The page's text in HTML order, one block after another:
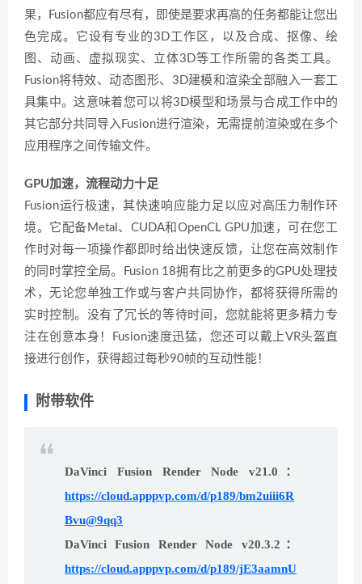
果，Fusion都应有尽有，即使是要求再高的任务都能让您出
色完成。它设有专业的3D工作区，以及合成、抠像、绘
图、动画、虚拟现实、立体3D等工作所需的各类工具。
Fusion将特效、动态图形、3D建模和渲染全部融入一套工
具集中。这意味着您可以将3D模型和场景与合成工作中的
其它部分共同导入Fusion进行渲染，无需提前渲染或在多个
应用程序之间传输文件。
GPU加速，流程动力十足
Fusion运行极速，其快速响应能力足以应对高压力制作环
境。它配备Metal、CUDA和OpenCL GPU加速，可在您工
作时对每一项操作都即时给出快速反馈，让您在高效制作
的同时掌控全局。Fusion 18拥有比之前更多的GPU处理技
术，无论您单独工作或与客户共同协作，都将获得所需的
实时控制。没有了冗长的等待时间，您就能将更多精力专
注在创意本身！Fusion速度迅猛，您还可以戴上VR头盔直
接进行创作，获得超过每秒90帧的互动性能！
附带软件
DaVinci Fusion Render Node v21.0：
https://cloud.apppvp.com/d/p189/bm2uiii6R
Bvu@9qq3
DaVinci Fusion Render Node v20.3.2：
https://cloud.apppvp.com/d/p189/jE3aamnU